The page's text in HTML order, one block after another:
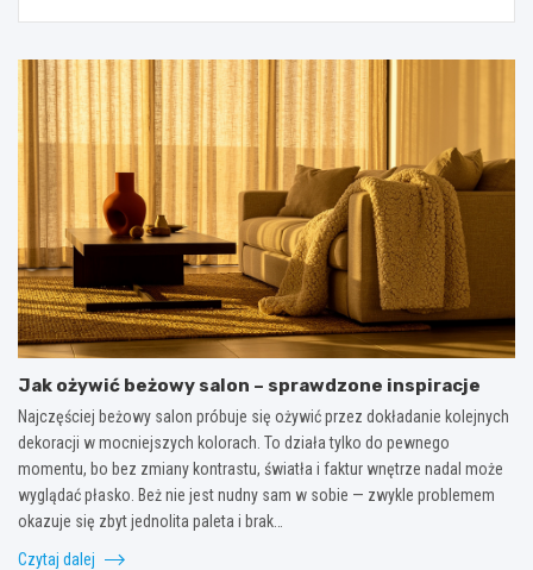
Jak ożywić beżowy salon – sprawdzone inspiracje
Najczęściej beżowy salon próbuje się ożywić przez dokładanie kolejnych
dekoracji w mocniejszych kolorach. To działa tylko do pewnego
momentu, bo bez zmiany kontrastu, światła i faktur wnętrze nadal może
wyglądać płasko. Beż nie jest nudny sam w sobie — zwykle problemem
okazuje się zbyt jednolita paleta i brak…
Czytaj dalej